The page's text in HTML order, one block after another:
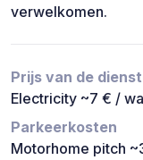
verwelkomen.
Prijs van de
Electricity ~7 € /
Parkeerkosten
Motorhome pitch